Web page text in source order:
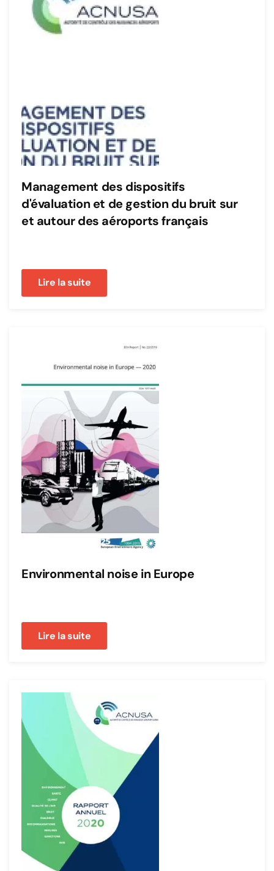
Management des dispositifs
d'évaluation et de gestion du bruit sur
et autour des aéroports français
Lire la suite
Environmental noise in Europe
Lire la suite